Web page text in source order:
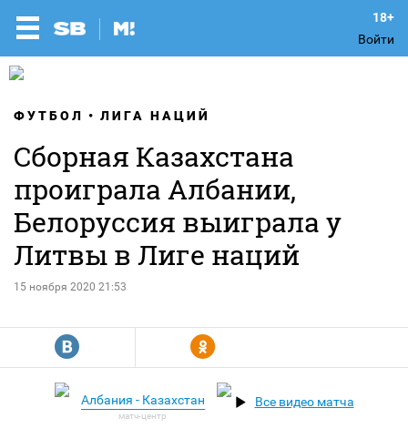
Войти
ФУТБОЛ ЛИГА НАЦИЙ
Сборная Казахстана
проиграла Албании,
Белоруссия выиграла у
Литвы в Лиге наций
15 ноября 2020 21:53
R Y
Албания - Казахстан Все видео матча